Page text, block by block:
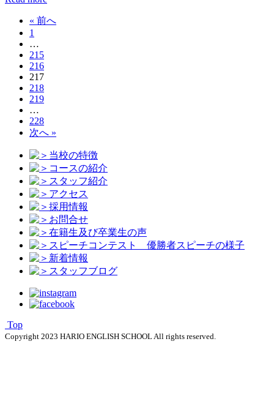
« 前へ
1
…
215
216
217
218
219
…
228
次へ »
当校の特徴
コースの紹介
スタッフ紹介
アクセス
採用情報
お問合せ
在籍生及び卒業生の声
スピーチコンテスト 優勝者スピーチの様子
新着情報
スタッフブログ
Top
Copyright 2023 HARIO ENGLISH SCHOOL All rights reserved.